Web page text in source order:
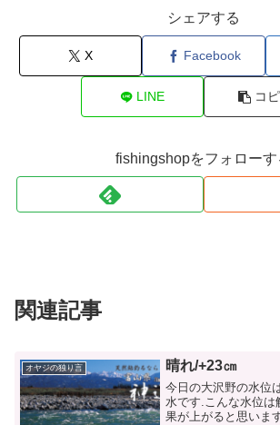
シェアする
X Facebook
LINE コ
fishingshopをフォローす
関連記事
オヤジの独り言 晴れ/+23㎝
今日の大沢野の水位
水です.こんな水位は
果が上がると思いま